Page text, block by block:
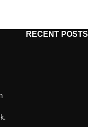
RECENT POSTS